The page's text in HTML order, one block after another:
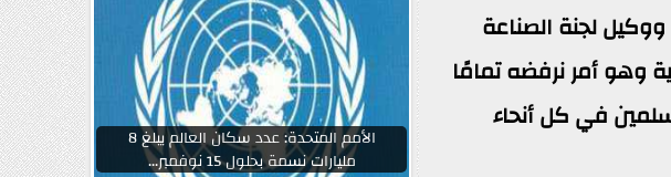
لجنة الصناعة
وهو أمر نرفضه تمامًا
في كل أنحاء
الأمم المتحدة: عدد سكان العالم يبلغ 8
مليارات نسمة بحلول 15 نوفمبر...